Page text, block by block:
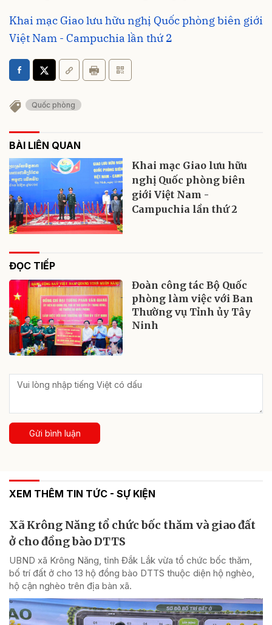
Khai mạc Giao lưu hữu nghị Quốc phòng biên giới
Việt Nam - Campuchia lần thứ 2
Quốc phòng
BÀI LIÊN QUAN
Khai mạc Giao lưu hữu
nghị Quốc phòng biên
giới Việt Nam -
Campuchia lần thứ 2
ĐỌC TIẾP
Đoàn công tác Bộ Quốc
phòng làm việc với Ban
Thường vụ Tỉnh ủy Tây
Ninh
Gửi bình luận
XEM THÊM TIN TỨC - SỰ KIỆN
Xã Krông Năng tổ chức bốc thăm và giao đất
ở cho đồng bào DTTS
UBND xã Krông Năng, tỉnh Đắk Lắk vừa tổ chức bốc thăm,
bố trí đất ở cho 13 hộ đồng bào DTTS thuộc diện hộ nghèo,
hộ cận nghèo trên địa bàn xã.